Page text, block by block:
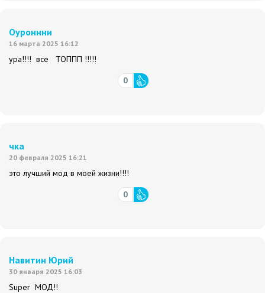
Оуроннни
16 марта 2025 16:12
ура!!!! все ТОППП !!!!!
0
чка
20 февраля 2025 16:21
это лучший мод в моей жизни!!!!
0
Навитин Юрий
30 января 2025 16:03
Super МОД!!